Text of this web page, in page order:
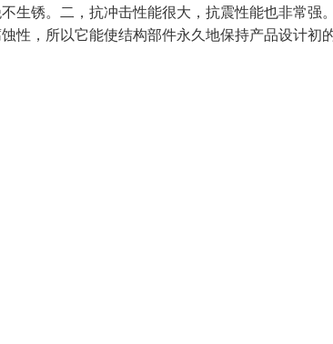
生锈。二，抗冲击性能很大，抗震性能也非常强
性，所以它能使结构部件永久地保持产品设计初